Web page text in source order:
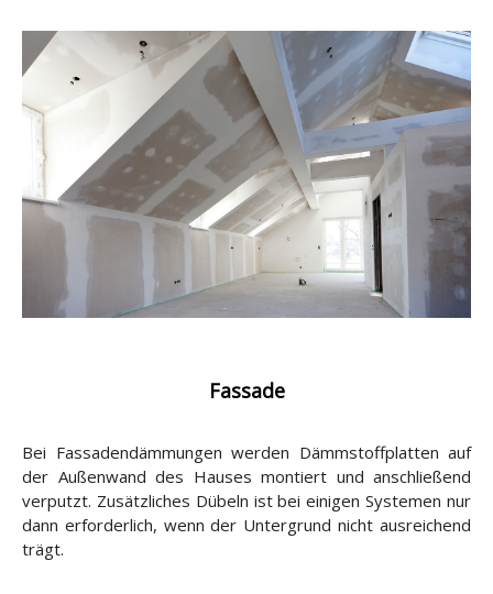
Fassade
Bei Fassadendämmungen werden Dämmstoffplatten auf
der Außenwand des Hauses montiert und anschließend
verputzt. Zusätzliches Dübeln ist bei einigen Systemen nur
dann erforderlich, wenn der Untergrund nicht ausreichend
trägt.